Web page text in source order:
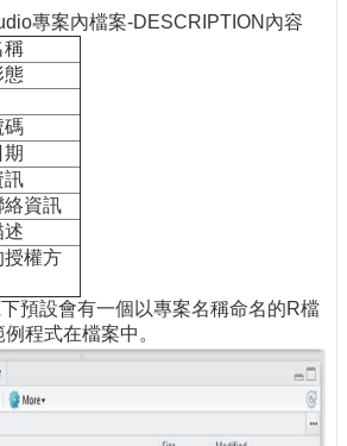
專案內檔案-DESCRIPTION內容
稱
態
碼
訊
絡資訊
述
授權方
預設會有一個以專案名稱命名的R檔
程式在檔案中。